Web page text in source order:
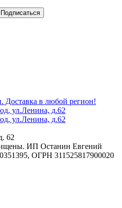
Доставка в любой регион!
ул.Ленина, д.62
ул.Ленина, д.62
62
ИП Останин Евгений
ОГРН 311525817900020